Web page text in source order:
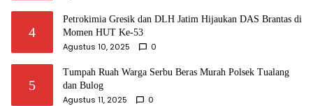
4
Petrokimia Gresik dan DLH Jatim Hijaukan DAS Brantas di
Momen HUT Ke-53
Agustus 10, 2025 0
5
Tumpah Ruah Warga Serbu Beras Murah Polsek Tualang
dan Bulog
Agustus 11, 2025 0